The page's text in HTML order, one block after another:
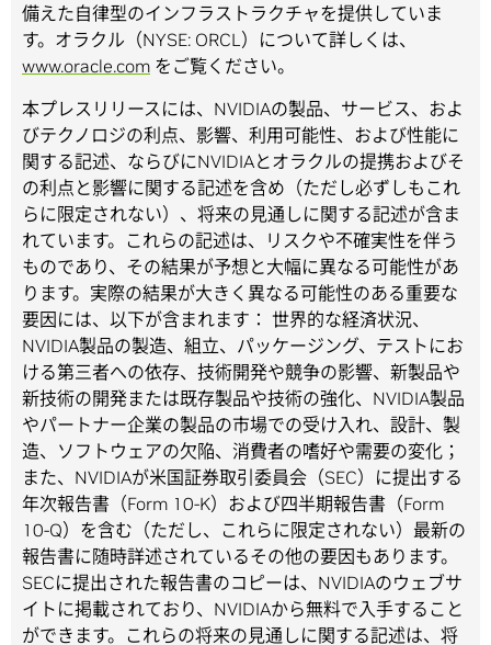
備えた自律型のインフラストラクチャを提供していま
す。オラクル（NYSE: ORCL）について詳しくは、
www.oracle.com をご覧ください。
本プレスリリースには、NVIDIAの製品、サービス、およ
びテクノロジの利点、影響、利用可能性、および性能に
関する記述、ならびにNVIDIAとオラクルの提携およびそ
の利点と影響に関する記述を含め（ただし必ずしもこれ
らに限定されない）、将来の見通しに関する記述が含ま
れています。これらの記述は、リスクや不確実性を伴う
ものであり、その結果が予想と大幅に異なる可能性があ
ります。実際の結果が大きく異なる可能性のある重要な
要因には、以下が含まれます： 世界的な経済状況、
NVIDIA製品の製造、組立、パッケージング、テストにお
ける第三者への依存、技術開発や競争の影響、新製品や
新技術の開発または既存製品や技術の強化、NVIDIA製品
やパートナー企業の製品の市場での受け入れ、設計、製
造、ソフトウェアの欠陥、消費者の嗜好や需要の変化；
また、NVIDIAが米国証券取引委員会（SEC）に提出する
年次報告書（Form 10-K）および四半期報告書（Form
10-Q）を含む（ただし、これらに限定されない）最新の
報告書に随時詳述されているその他の要因もあります。
SECに提出された報告書のコピーは、NVIDIAのウェブサ
イトに掲載されており、NVIDIAから無料で入手すること
ができます。これらの将来の見通しに関する記述は、将